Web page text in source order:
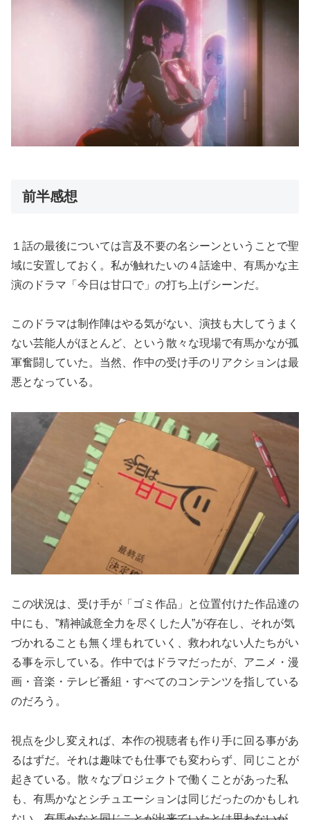
前半感想
１話の最後については言及不要の名シーンということで聖
域に安置しておく。私が触れたいの４話途中、有馬かな主
演のドラマ「今日は甘口で」の打ち上げシーンだ。
このドラマは制作陣はやる気がない、演技も大してうまく
ない芸能人がほとんど、という散々な現場で有馬かなが孤
軍奮闘していた。当然、作中の受け手のリアクションは最
悪となっている。
この状況は、受け手が「ゴミ作品」と位置付けた作品達の
中にも、”精神誠意全力を尽くした人”が存在し、それが気
づかれることも無く埋もれていく、救われない人たちがい
る事を示している。作中ではドラマだったが、アニメ・漫
画・音楽・テレビ番組・すべてのコンテンツを指している
のだろう。
視点を少し変えれば、本作の視聴者も作り手に回る事があ
るはずだ。それは趣味でも仕事でも変わらず、同じことが
起きている。散々なプロジェクトで働くことがあった私
も、有馬かなとシチュエーションは同じだったのかもしれ